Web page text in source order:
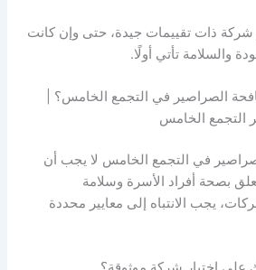
شركة ذات تقييمات جيدة، حتى وإن كانت
والسلامة تأتي أولًا.
الصراصير في التجمع الخامس؟ |
التجمع الخامس
في التجمع الخامس لا يجب أن
بصحة أفراد الأسرة وسلامة
يجب الانتباه إلى معايير محددة